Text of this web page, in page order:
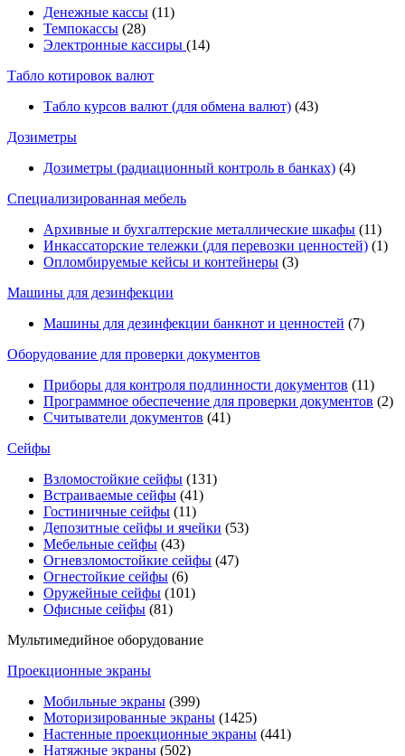
Денежные кассы (11)
Темпокассы (28)
Электронные кассиры (14)
Табло котировок валют
Табло курсов валют (для обмена валют) (43)
Дозиметры
Дозиметры (радиационный контроль в банках) (4)
Специализированная мебель
Архивные и бухгалтерские металлические шкафы (11)
Инкассаторские тележки (для перевозки ценностей) (1)
Опломбируемые кейсы и контейнеры (3)
Машины для дезинфекции
Машины для дезинфекции банкнот и ценностей (7)
Оборудование для проверки документов
Приборы для контроля подлинности документов (11)
Программное обеспечение для проверки документов (2)
Считыватели документов (41)
Сейфы
Взломостойкие сейфы (131)
Встраиваемые сейфы (41)
Гостиничные сейфы (11)
Депозитные сейфы и ячейки (53)
Мебельные сейфы (43)
Огневзломостойкие сейфы (47)
Огнестойкие сейфы (6)
Оружейные сейфы (101)
Офисные сейфы (81)
Мультимедийное оборудование
Проекционные экраны
Мобильные экраны (399)
Моторизированные экраны (1425)
Настенные проекционные экраны (441)
Натяжные экраны (502)